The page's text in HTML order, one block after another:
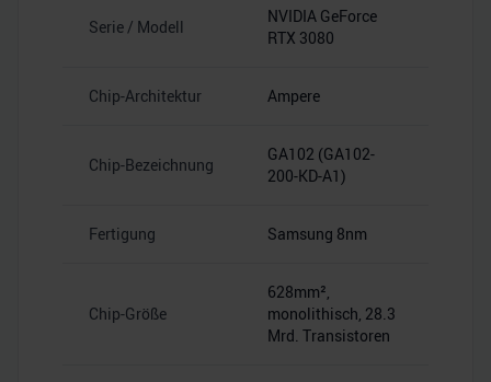
Serie / Modell
NVIDIA GeForce
RTX 3080
Chip-Architektur Ampere
Chip-Bezeichnung
GA102 (GA102-
200-KD-A1)
Fertigung Samsung 8nm
Chip-Größe
628mm²,
monolithisch, 28.3
Mrd. Transistoren